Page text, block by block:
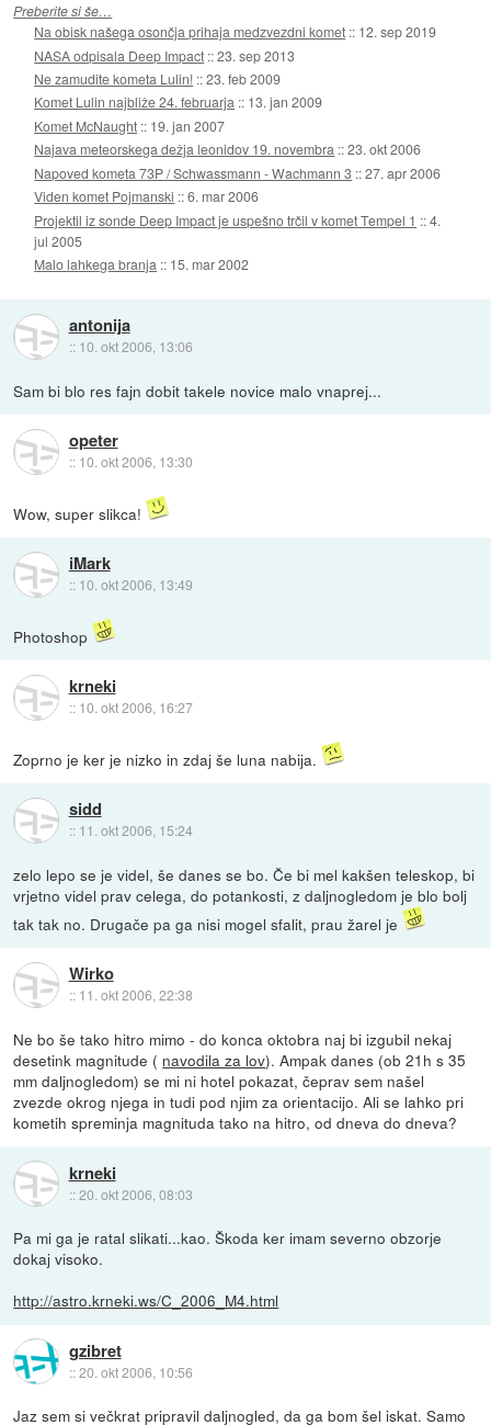
Preberite si še…
Na obisk našega osončja prihaja medzvezdni komet :: 12. sep 2019
NASA odpisala Deep Impact ::23. sep 2013
Ne zamudite kometa Lulin! ::23. feb 2009
Komet Lulin najbliže 24. februarja :: 13. jan 2009
Komet McNaught :: 19. jan 2007
Najava meteorskega dežja leonidov 19. novembra ::23. okt 2006
Napoved kometa 73P / Schwassmann - Wachmann 3 ::27. apr 2006
Viden komet Pojmanski ::6. mar 2006
Projektil iz sonde Deep Impact je uspešno trčil v komet Tempel 1 ::4.
jul 2005
Malo lahkega branja :: 15. mar 2002
antonija
:: 10. okt 2006, 13:06
Sam bi blo res fajn dobit takele novice malo vnaprej...
opeter
:: 10. okt 2006, 13:30
Wow, super slikca!
iMark
:: 10. okt 2006, 13:49
Photoshop
krneki
:: 10. okt 2006, 16:27
Zoprno je ker je nizko in zdaj še luna nabija.
sidd
:: 11. okt 2006, 15:24
zelo lepo se je videl, še danes se bo. Če bi mel kakšen teleskop, bi
vrjetno videl prav celega, do potankosti, z daljnogledom je blo bolj
tak tak no. Drugače pa ga nisi mogel sfalit, prau žarel je
Wirko
:: 11. okt 2006, 22:38
Ne bo še tako hitro mimo - do konca oktobra naj bi izgubil nekaj
desetink magnitude ( navodila za lov). Ampak danes (ob 21h s 35
mm daljnogledom) se mi ni hotel pokazat, čeprav sem našel
zvezde okrog njega in tudi pod njim za orientacijo. Ali se lahko pri
kometih spreminja magnituda tako na hitro, od dneva do dneva?
krneki
::20. okt 2006, 08:03
Pa mi ga je ratal slikati...kao. Škoda ker imam severno obzorje
dokaj visoko.
http://astro.krneki.ws/C_2006_M4.html
gzibret
::20. okt 2006, 10:56
Jaz sem si večkrat pripravil daljnogled, da ga bom šel iskat. Samo